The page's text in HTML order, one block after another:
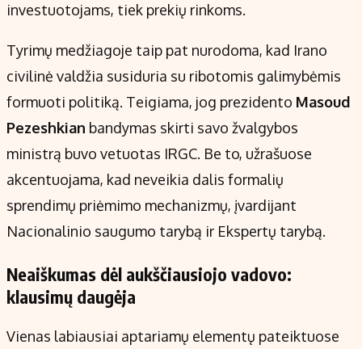
investuotojams, tiek prekių rinkoms.
Tyrimų medžiagoje taip pat nurodoma, kad Irano
civilinė valdžia susiduria su ribotomis galimybėmis
formuoti politiką. Teigiama, jog prezidento Masoud
Pezeshkian bandymas skirti savo žvalgybos
ministrą buvo vetuotas IRGC. Be to, užrašuose
akcentuojama, kad neveikia dalis formalių
sprendimų priėmimo mechanizmų, įvardijant
Nacionalinio saugumo tarybą ir Ekspertų tarybą.
Neaiškumas dėl aukščiausiojo vadovo:
klausimų daugėja
Vienas labiausiai aptariamų elementų pateiktuose